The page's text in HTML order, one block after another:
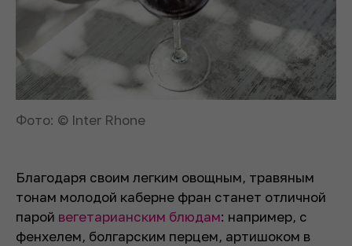
Фото: © Inter Rhone
Благодаря своим легким овощным, травяным
тонам молодой каберне фран станет отличной
парой вегетарианским блюдам: например, с
фенхелем, болгарским перцем, артишоком в